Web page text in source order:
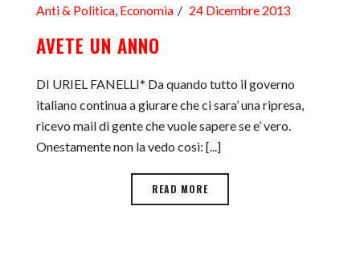
Anti & Politica Economia 24 Dicembre 2013
AVETE UN ANNO
DI URIEL FANELLI* Da quando tutto il governo
italiano continua a giurare che ci sara’ una ripresa,
ricevo mail di gente che vuole sapere se e’ vero.
Onestamente non la vedo cosi: [...]
READ MORE